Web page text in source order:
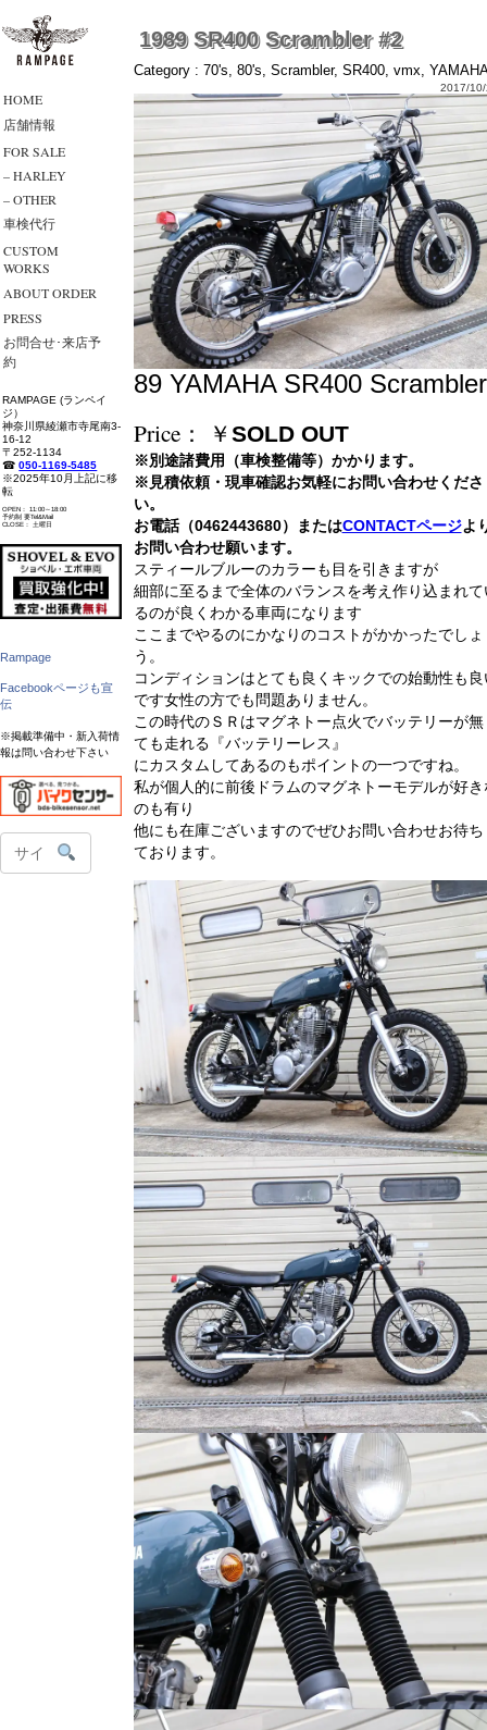
HOME
店舗情報
FOR SALE
– HARLEY
– OTHER
車検代行
CUSTOM
WORKS
ABOUT ORDER
PRESS
お問合せ･来店予
約
RAMPAGE (ランペイ
ジ）
神奈川県綾瀬市寺尾南3-
16-12
〒252-1134
☎050-1169-5485
※2025年10月上記に移
転
OPEN： 11:00～18:00
予約制 要Tel&Mail
CLOSE： 土曜日
Rampage
Facebookページも宣
伝
※掲載準備中・新入荷情
報は問い合わせ下さい
1989 SR400 Scrambler #2
Category : 70's, 80's, Scrambler, SR400, vmx,
2017/
89 YAMAHA SR400 Scrambler
Price： ￥SOLD OUT
※別途諸費用（車検整備等）かかります。
※見積依頼・現車確認お気軽にお問い合わせくださ
い。
お電話（0462443680）またはCONTACTページよ
お問い合わせ願います。
スティールブルーのカラーも目を引きますが
細部に至るまで全体のバランスを考え作り込まれて
るのが良くわかる車両になります
ここまでやるのにかなりのコストがかかったでしょ
う。
コンディションはとても良くキックでの始動性も良
です女性の方でも問題ありません。
この時代のＳＲはマグネトー点火でバッテリーが無
ても走れる『バッテリーレス』
にカスタムしてあるのもポイントの一つですね。
私が個人的に前後ドラムのマグネトーモデルが好き
のも有り
他にも在庫ございますのでぜひお問い合わせお待ち
ております。